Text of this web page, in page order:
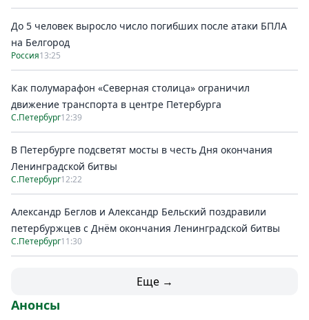
До 5 человек выросло число погибших после атаки БПЛА
на Белгород
Россия13:25
Как полумарафон «Северная столица» ограничил
движение транспорта в центре Петербурга
С.Петербург12:39
В Петербурге подсветят мосты в честь Дня окончания
Ленинградской битвы
С.Петербург12:22
Александр Беглов и Александр Бельский поздравили
петербуржцев с Днём окончания Ленинградской битвы
С.Петербург11:30
Еще →
Анонсы